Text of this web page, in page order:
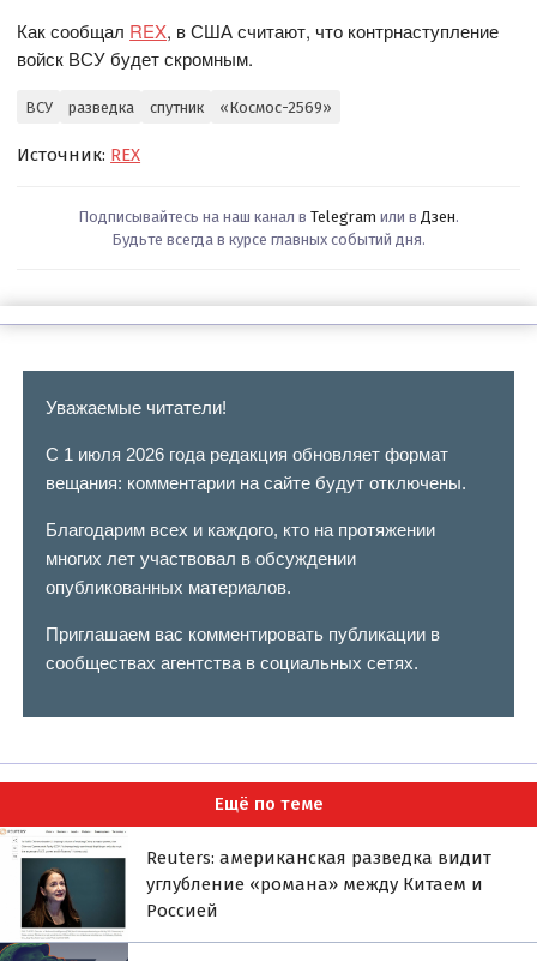
Как сообщал REX, в США считают, что контрнаступление
войск ВСУ будет скромным.
ВСУ разведка спутник «Космос-2569»
Источник: REX
Подписывайтесь на наш канал в Telegram или в Дзен.
Будьте всегда в курсе главных событий дня.
Уважаемые читатели!
С 1 июля 2026 года редакция обновляет формат
вещания: комментарии на сайте будут отключены.
Благодарим всех и каждого, кто на протяжении
многих лет участвовал в обсуждении
опубликованных материалов.
Приглашаем вас комментировать публикации в
сообществах агентства в социальных сетях.
Ещё по теме
Reuters: американская разведка видит
углубление «романа» между Китаем и
Россией